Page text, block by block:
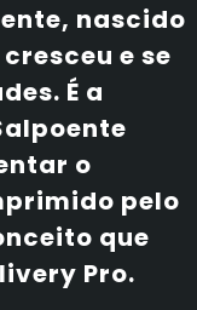
nascido
e se
É a
o
pelo
que
Pro.